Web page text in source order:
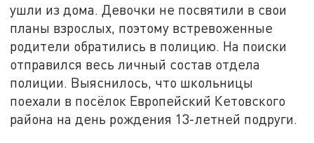
ушли из дома. Девочки не посвятили в свои
планы взрослых, поэтому встревоженные
родители обратились в полицию. На поиски
отправился весь личный состав отдела
полиции. Выяснилось, что школьницы
поехали в посёлок Европейский Кетовского
района на день рождения 13-летней подруги.